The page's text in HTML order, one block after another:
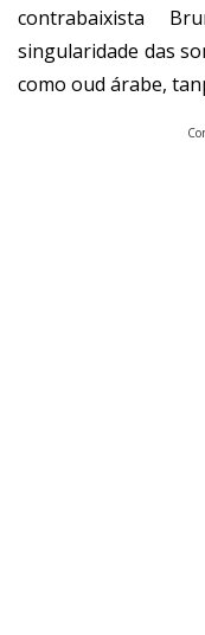
contrabaixista
singularidade das
como oud árabe,